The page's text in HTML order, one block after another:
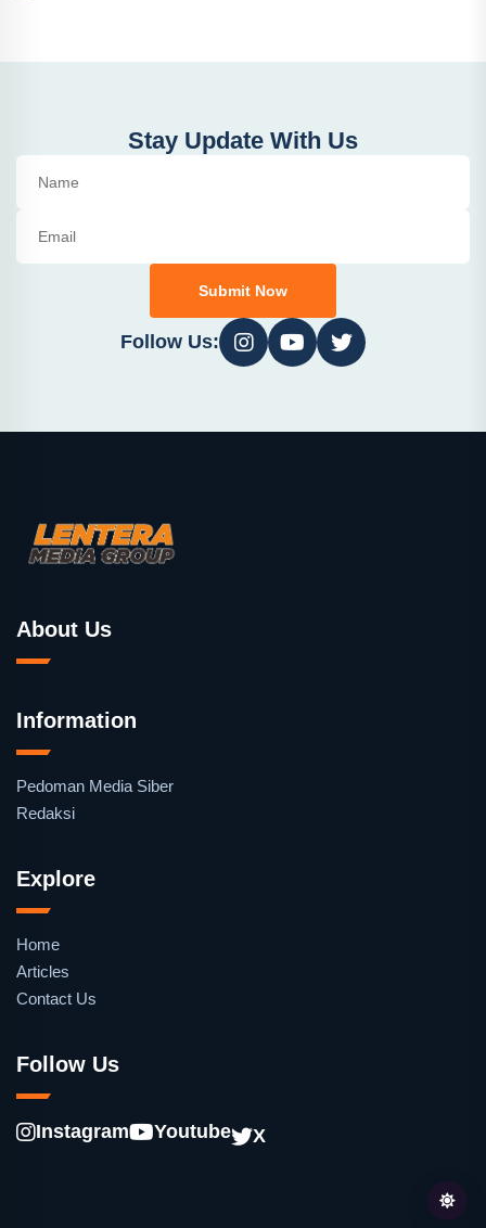
Stay Update With Us
Submit Now
Follow Us:
About Us
Information
Pedoman Media Siber
Redaksi
Explore
Home
Articles
Contact Us
Follow Us
Instagram Youtube X